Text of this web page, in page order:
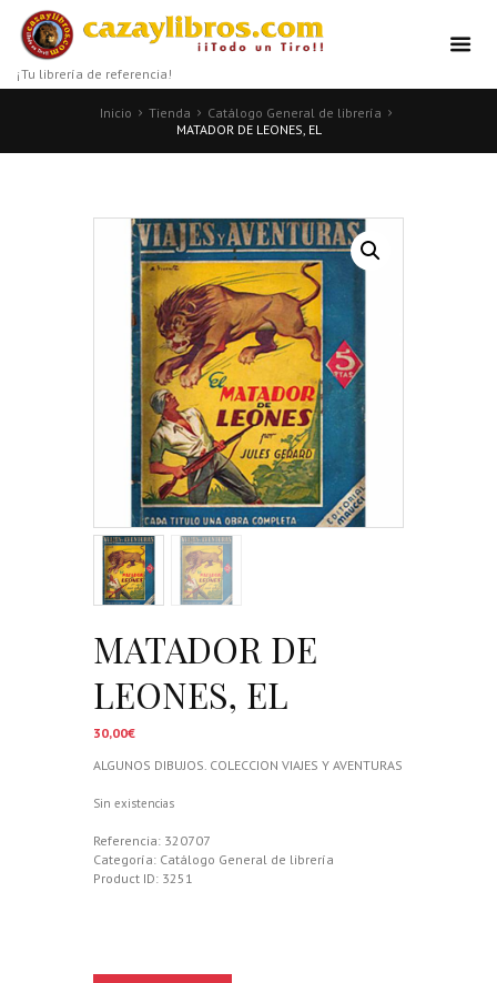
¡Tu librería de referencia!
Inicio Tienda
Catálogo General de librería
MATADOR DE LEONES, EL
MATADOR DE
LEONES, EL
30,00€
ALGUNOS DIBUJOS. COLECCION VIAJES Y AVENTURAS
Sin existencias
Referencia: 320707
Categoría: Catálogo General de librería
Product ID: 3251